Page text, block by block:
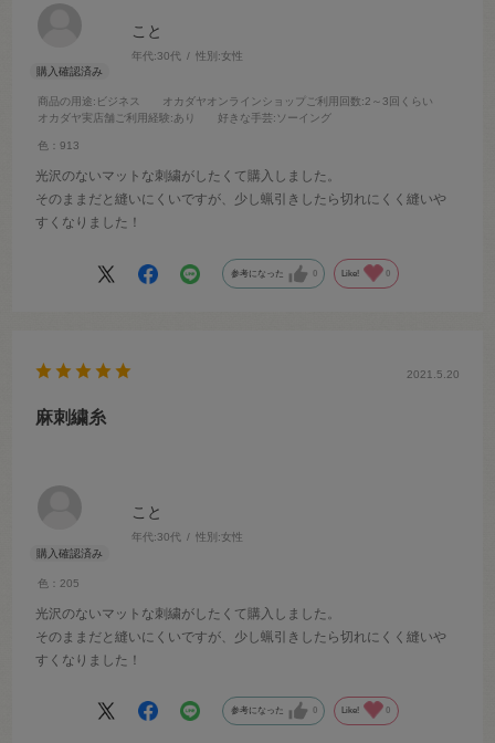
こと
年代:30代 性別:女性
商品の用途:ビジネス オカダヤオンラインショップご利用回数:2～3回くらい
オカダヤ実店舗ご利用経験:あり 好きな手芸:ソーイング
色：913
光沢のないマットな刺繍がしたくて購入しました。
そのままだと縫いにくいですが、少し蝋引きしたら切れにくく縫いや
すくなりました！
参考になった 0 Like! 0
こと
年代:30代 性別:女性
色：205
2021.5.20
麻刺繍糸
光沢のないマットな刺繍がしたくて購入しました。
そのままだと縫いにくいですが、少し蝋引きしたら切れにくく縫いや
すくなりました！
参考になった 0 Like! 0